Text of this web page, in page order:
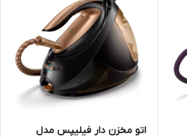
اتو مخزن دار فیلیپس مدل